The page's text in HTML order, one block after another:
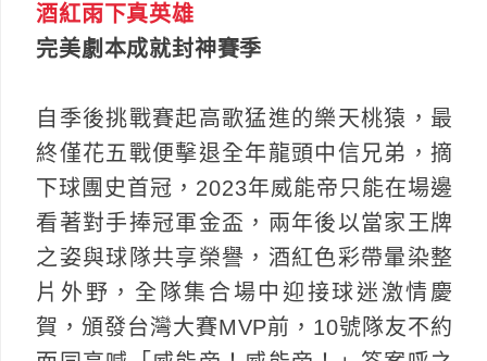
酒紅雨下真英雄
完美劇本成就封神賽季
自季後挑戰賽起高歌猛進的樂天桃猿，最
終僅花五戰便擊退全年龍頭中信兄弟，摘
下球團史首冠，2023年威能帝只能在場邊
看著對手捧冠軍金盃，兩年後以當家王牌
之姿與球隊共享榮譽，酒紅色彩帶暈染整
片外野，全隊集合場中迎接球迷激情慶
賀，頒發台灣大賽MVP前，10號隊友不約